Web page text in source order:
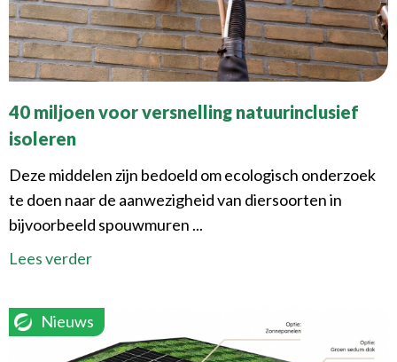
40 miljoen voor versnelling natuurinclusief
isoleren
Deze middelen zijn bedoeld om ecologisch onderzoek
te doen naar de aanwezigheid van diersoorten in
bijvoorbeeld spouwmuren ...
Lees verder
Nieuws